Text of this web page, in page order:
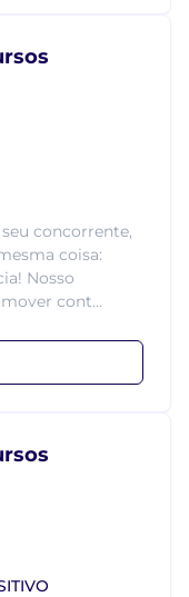
concorrente,
coisa:
Nosso
cont...